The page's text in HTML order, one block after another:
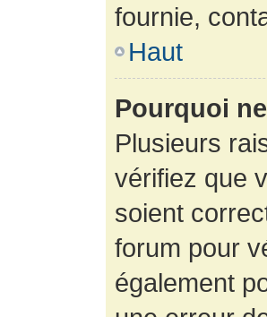
fournie,
Haut
Pourquoi
Plusieurs
vérifiez que
soient
forum pour
également